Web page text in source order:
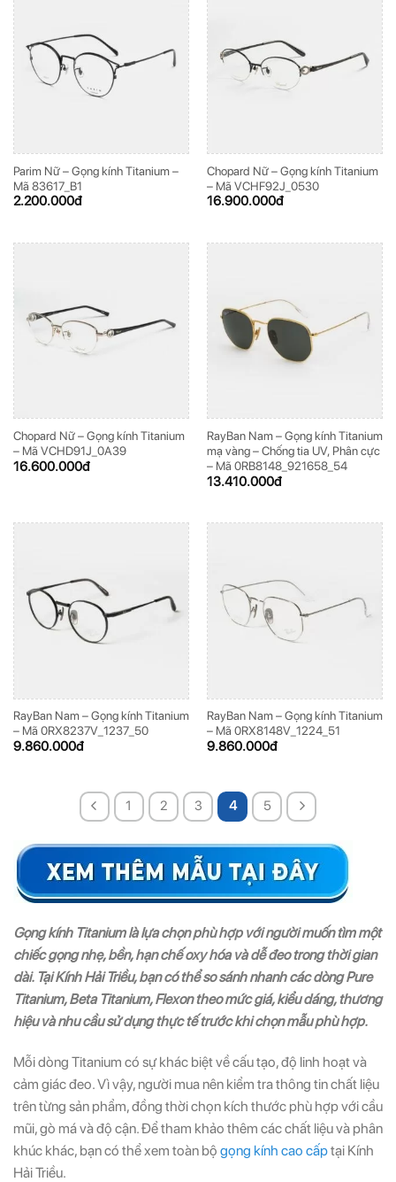
Parim Nữ – Gọng kính Titanium –
Mã 83617_B1
2.200.000đ
Chopard Nữ – Gọng kính Titanium
– Mã VCHF92J_0530
16.900.000đ
Chopard Nữ – Gọng kính Titanium
– Mã VCHD91J_0A39
16.600.000đ
RayBan Nam – Gọng kính Titanium
mạ vàng – Chống tia UV, Phân cực
– Mã 0RB8148_921658_54
13.410.000đ
RayBan Nam – Gọng kính Titanium
– Mã 0RX8237V_1237_50
9.860.000đ
RayBan Nam – Gọng kính Titanium
– Mã 0RX8148V_1224_51
9.860.000đ
1 2 3 4 5
Gọng kính Titanium là lựa chọn phù hợp với người muốn tìm một
chiếc gọng nhẹ, bền, hạn chế oxy hóa và dễ đeo trong thời gian
dài. Tại Kính Hải Triều, bạn có thể so sánh nhanh các dòng Pure
Titanium, Beta Titanium, Flexon theo mức giá, kiểu dáng, thương
hiệu và nhu cầu sử dụng thực tế trước khi chọn mẫu phù hợp.
Mỗi dòng Titanium có sự khác biệt về cấu tạo, độ linh hoạt và
cảm giác đeo. Vì vậy, người mua nên kiểm tra thông tin chất liệu
trên từng sản phẩm, đồng thời chọn kích thước phù hợp với cầu
mũi, gò má và độ cận. Để tham khảo thêm các chất liệu và phân
khúc khác, bạn có thể xem toàn bộ gọng kính cao cấptại Kính
Hải Triều.